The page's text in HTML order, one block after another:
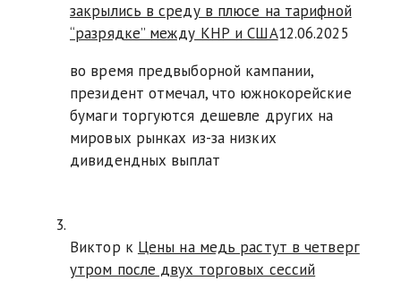
закрылись в среду в плюсе на тарифной
“разрядке” между КНР и США12.06.2025
во время предвыборной кампании,
президент отмечал, что южнокорейские
бумаги торгуются дешевле других на
мировых рынках из-за низких
дивидендных выплат
Виктор к Цены на медь растут в четверг
утром после двух торговых сессий